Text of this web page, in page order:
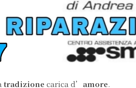
tradizione carica d’ amore.